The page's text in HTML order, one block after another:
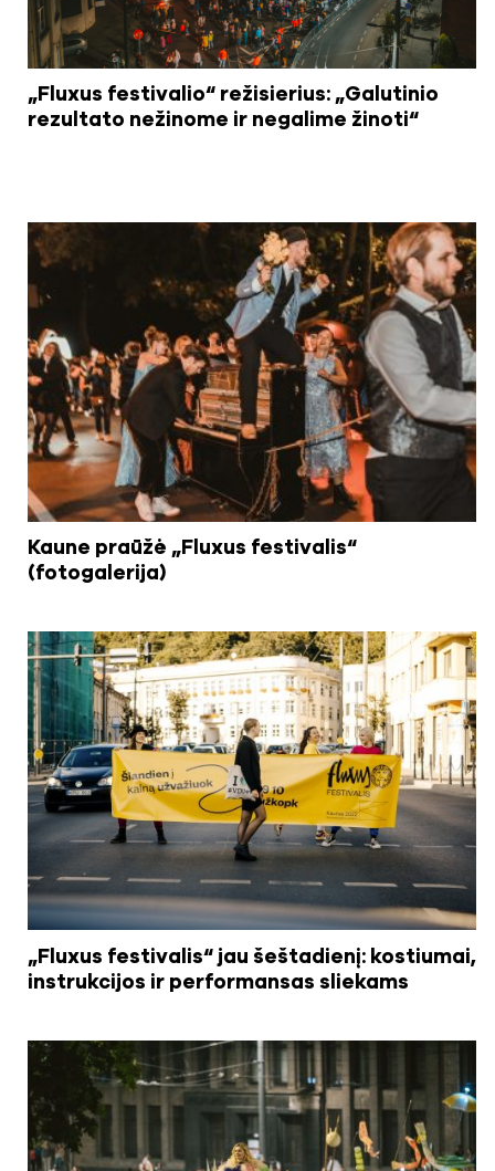
„Fluxus festivalio“ režisierius: „Galutinio
rezultato nežinome ir negalime žinoti“
Kaune praūžė „Fluxus festivalis“
(fotogalerija)
„Fluxus festivalis“ jau šeštadienį: kostiumai,
instrukcijos ir performansas sliekams